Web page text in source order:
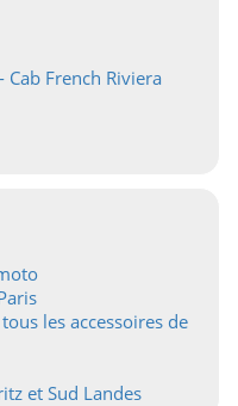
French Riviera
les accessoires de
et Sud Landes